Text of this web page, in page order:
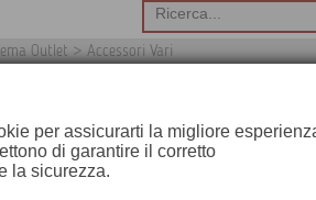
Outlet > Accessori Vari
per assicurarti la migliore
di garantire il corretto
la sicurezza.